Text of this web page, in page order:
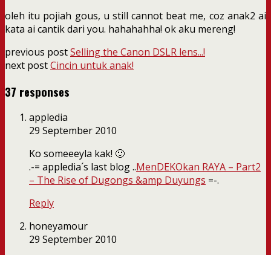
oleh itu pojiah gous, u still cannot beat me, coz anak2 ai
kata ai cantik dari you. hahahahha! ok aku mereng!
previous postSelling the Canon DSLR lens...!
next postCincin untuk anak!
37 responses
appledia
29 September 2010
Ko someeeyla kak! 🙂
.-= appledia´s last blog ..MenDEKOkan RAYA – Part2
– The Rise of Dugongs &amp Duyungs =-.
Reply
honeyamour
29 September 2010